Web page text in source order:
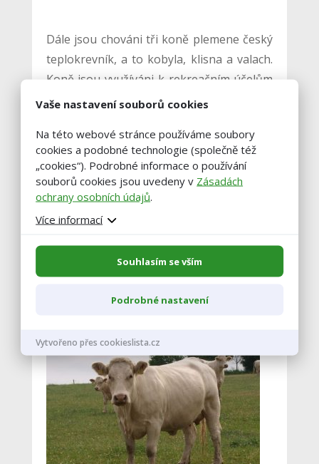
Dále jsou chováni tři koně plemene český
teplokrevník, a to kobyla, klisna a valach.
Koně jsou využíváni k rekreačním účelům
a k práci s dobytkem. Reprodukce je
přivolaný technik. Koně jsou ustájeni
v boxech a každý den vypouštěni na
pastvu, boxy jsou kydány podle potřeby
minimálně jednou týdně. V létě koně
nocují na pastvinách, v případě dešťů jsou
Vaše nastavení souborů cookies
Na této webové stránce používáme soubory
cookies a podobné technologie (společně též
„cookies“). Podrobné informace o používání
souborů cookies jsou uvedeny v Zásadách
ochrany osobních údajů.
Více informací
Souhlasím se vším
Podrobné nastavení
Vytvořeno přes cookieslista.cz